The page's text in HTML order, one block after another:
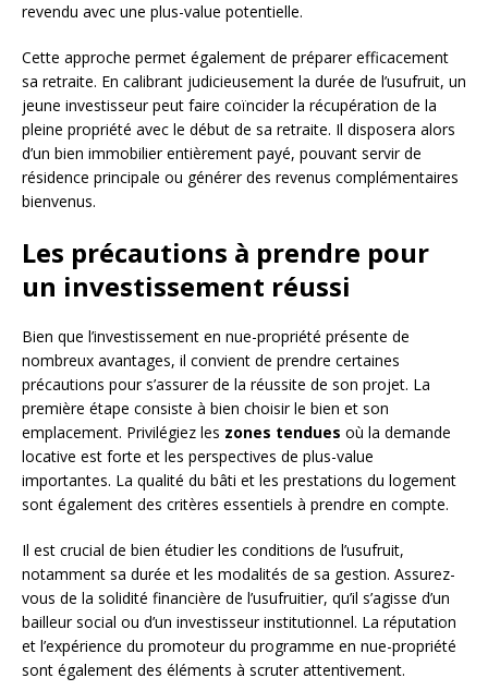
revendu avec une plus-value potentielle.
Cette approche permet également de préparer efficacement
sa retraite. En calibrant judicieusement la durée de l’usufruit, un
jeune investisseur peut faire coïncider la récupération de la
pleine propriété avec le début de sa retraite. Il disposera alors
d’un bien immobilier entièrement payé, pouvant servir de
résidence principale ou générer des revenus complémentaires
bienvenus.
Les précautions à prendre pour
un investissement réussi
Bien que l’investissement en nue-propriété présente de
nombreux avantages, il convient de prendre certaines
précautions pour s’assurer de la réussite de son projet. La
première étape consiste à bien choisir le bien et son
emplacement. Privilégiez les zones tendues où la demande
locative est forte et les perspectives de plus-value
importantes. La qualité du bâti et les prestations du logement
sont également des critères essentiels à prendre en compte.
Il est crucial de bien étudier les conditions de l’usufruit,
notamment sa durée et les modalités de sa gestion. Assurez-
vous de la solidité financière de l’usufruitier, qu’il s’agisse d’un
bailleur social ou d’un investisseur institutionnel. La réputation
et l’expérience du promoteur du programme en nue-propriété
sont également des éléments à scruter attentivement.